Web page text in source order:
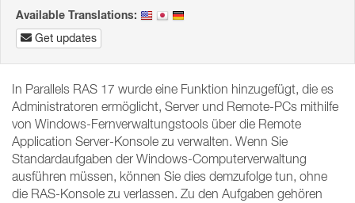
Available Translations:
Get updates
In Parallels RAS 17 wurde eine Funktion hinzugefügt, die es
Administratoren ermöglicht, Server und Remote-PCs mithilfe
von Windows-Fernverwaltungstools über die Remote
Application Server-Konsole zu verwalten. Wenn Sie
Standardaufgaben der Windows-Computerverwaltung
ausführen müssen, können Sie dies demzufolge tun, ohne
die RAS-Konsole zu verlassen. Zu den Aufgaben gehören